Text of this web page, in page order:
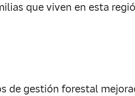
que viven en esta
de gestión forestal